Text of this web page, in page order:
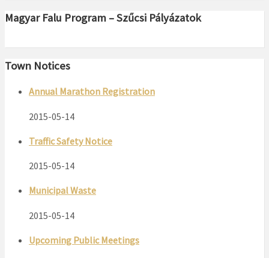
Magyar Falu Program – Szűcsi Pályázatok
Town Notices
Annual Marathon Registration
2015-05-14
Traffic Safety Notice
2015-05-14
Municipal Waste
2015-05-14
Upcoming Public Meetings